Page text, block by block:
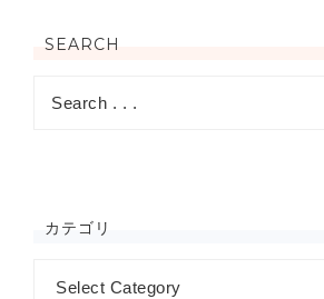
SEARCH
カテゴリ